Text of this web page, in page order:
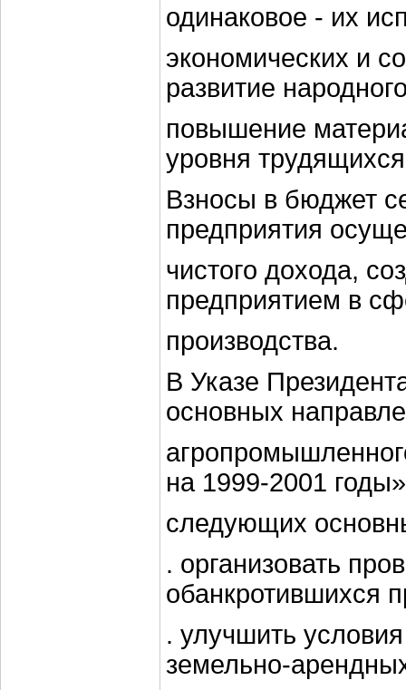
одинаковое - их
экономических и
развитие
повышение
уровня
Взносы в бюджет
предприятия
чистого дохода,
предприятием в
производства.
В Указе
основных
на 1999-2001
следующих
. организовать
обанкротившихся
. улучшить
земельно-